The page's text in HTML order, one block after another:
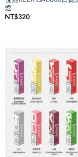
煙
NT$320